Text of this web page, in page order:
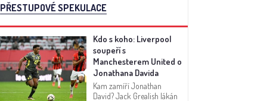
PŘESTUPOVÉ SPEKULACE
Kdo s koho: Liverpool
soupeří s
Manchesterem United o
Jonathana Davida
Kam zamíří Jonathan
David? Jack Grealish lákán